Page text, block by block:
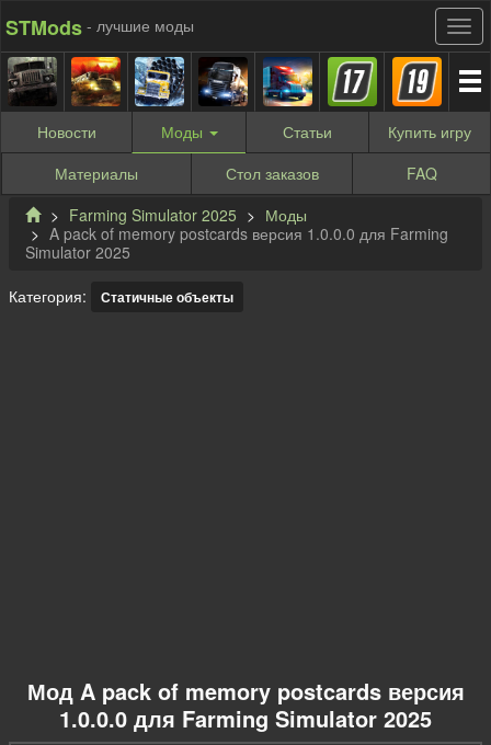
STMods - лучшие моды
Новости Моды Статьи Купить игру
Материалы
Стол заказов
FAQ
Farming Simulator 2025
Моды
A pack of memory postcards версия 1.0.0.0 для Farming
Simulator 2025
Категория: Статичные объекты
Мод A pack of memory postcards версия
1.0.0.0 для Farming Simulator 2025